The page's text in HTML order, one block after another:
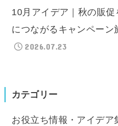
10月アイデア｜秋の販
につながるキャンペーン
2026.07.23
カテゴリー
お役立ち情報・アイデア